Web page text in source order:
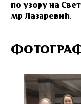
по узору на
мр Лазаревић.